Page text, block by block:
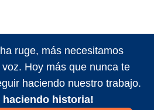
ruge, más necesitamos
Hoy más que nunca te
haciendo nuestro trabajo.
haciendo historia!